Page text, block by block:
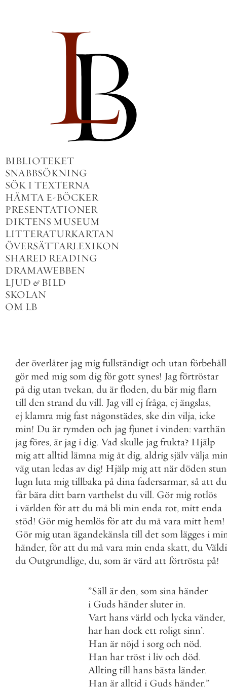
BIBLIOTEKET
SNABBSÖKNING
SÖK I TEXTERNA
HÄMTA E-BÖCKER
PRESENTATIONER
DIKTENS MUSEUM
LITTERATURKARTAN
ÖVERSÄTTARLEXIKON
SHARED READING
DRAMAWEBBEN
LJUD & BILD
SKOLAN
OM LB
der överlåter jag mig fullständigt och utan förbehåll
gör med mig som dig för gott synes! Jag förtröstar
på dig utan tvekan, du är floden, du bär mig flarn
till den strand du vill. Jag vill ej fråga, ej ängslas,
ej klamra mig fast någonstädes, ske din vilja, icke
min! Du är rymden och jag fjunet i vinden: varthän
jag föres, är jag i dig. Vad skulle jag frukta? Hjälp
mig att alltid lämna mig åt dig, aldrig själv välja
väg utan ledas av dig! Hjälp mig att när döden
lugn luta mig tillbaka på dina fadersarmar, så att du
får bära ditt barn varthelst du vill. Gör mig rotlös
i världen för att du må bli min enda rot, mitt enda
stöd! Gör mig hemlös för att du må vara mitt hem!
Gör mig utan ägandekänsla till det som lägges i
händer, för att du må vara min enda skatt, du
du Outgrundlige, du, som är värd att förtrösta på!
”Säll är den, som sina händer
i Guds händer sluter in.
Vart hans värld och lycka vänder,
har han dock ett roligt sinn’.
Han är nöjd i sorg och nöd.
Han har tröst i liv och död.
Allting till hans bästa länder.
Han är alltid i Guds händer.”